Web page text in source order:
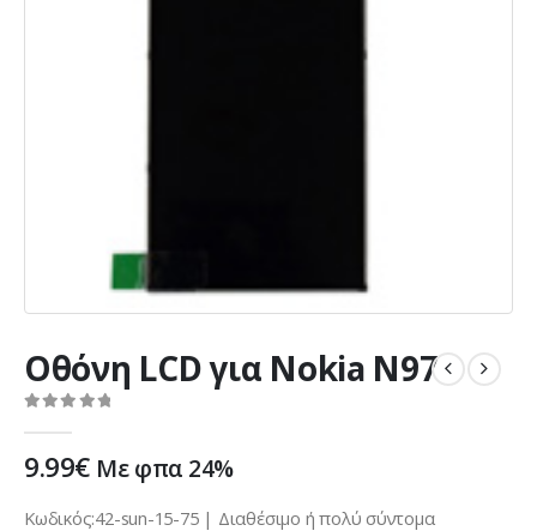
Οθόνη LCD για Nokia N97
9.99€ Με φπα 24%
Κωδικός:42-sun-15-75 | Διαθέσιμο ή πολύ σύντομα